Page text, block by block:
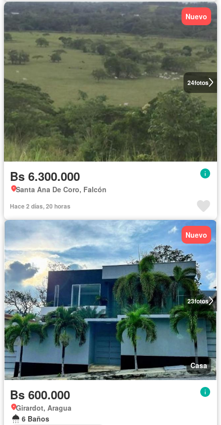
24fotos
Nuevo
Bs 6.300.000
Santa Ana De Coro, Falcón
Hace 2 días, 20 horas
23fotos
Nuevo
Casa
Bs 600.000
Girardot, Aragua
6 Baños